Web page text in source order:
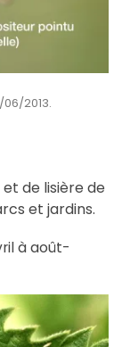
2013.
de lisière de
et jardins.
à août-